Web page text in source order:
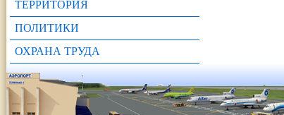
ТЕРРИТОРИЯ
ПОЛИТИКИ
ОХРАНА ТРУДА